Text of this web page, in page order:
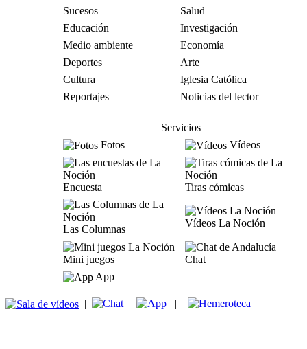
Sucesos
Salud
Educación
Investigación
Medio ambiente
Economía
Deportes
Arte
Cultura
Iglesia Católica
Reportajes
Noticias del lector
Servicios
Fotos
Vídeos
Encuesta Tiras cómicas
Las Columnas
Vídeos La Noción
Mini juegos
Chat
App
| | |